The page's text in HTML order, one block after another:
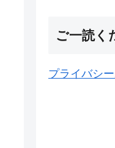
ご一読く
プライバシ